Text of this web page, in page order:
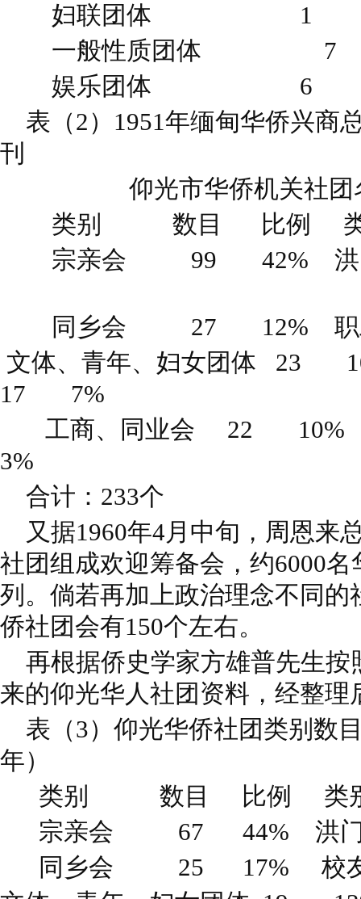
妇联团体 1
一般性质团体
娱乐团体 6
表（2）1951年缅甸华侨兴商
刊
仰光市华侨机关社团
类别 数目 比例 类
宗亲会 99 42% 洪
同乡会 27 12% 职
文体、青年、妇女团体
17 7%
工商、同业会 22
3%
合计：233个
又据1960年4月中旬，周恩来
社团组成欢迎筹备会，约6000
列。倘若再加上政治理念不同的
侨社团会有150个左右。
再根据侨史学家方雄普先生按
来的仰光华人社团资料，经整理
表（3）仰光华侨社团类别数
年）
类别 数目 比例 类
宗亲会 67 44% 洪门
同乡会 25 17%